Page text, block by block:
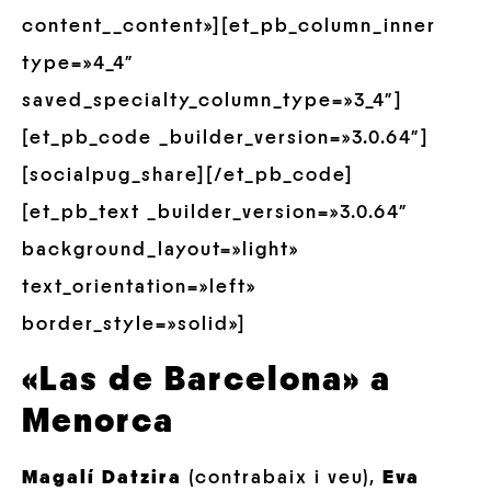
content__content»][et_pb_column_inner
type=»4_4″
saved_specialty_column_type=»3_4″]
[et_pb_code _builder_version=»3.0.64″]
[socialpug_share][/et_pb_code]
[et_pb_text _builder_version=»3.0.64″
background_layout=»light»
text_orientation=»left»
border_style=»solid»]
«Las de Barcelona» a
Menorca
Magalí Datzira (contrabaix i veu),
Eva